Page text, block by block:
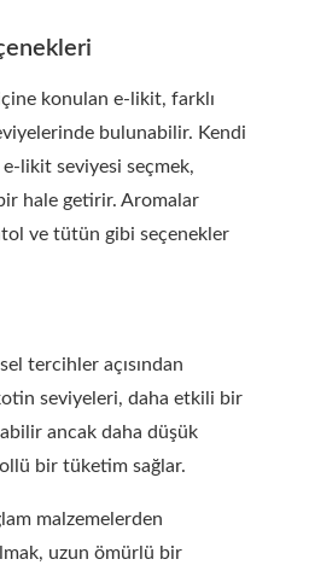
konulan e-likit, farklı
bulunabilir. Kendi
e-likit seviyesi seçmek,
hale getirir. Aromalar
ve tütün gibi seçenekler
tercihler açısından
seviyeleri, daha etkili bir
ancak daha düşük
bir tüketim sağlar.
malzemelerden
uzun ömürlü bir